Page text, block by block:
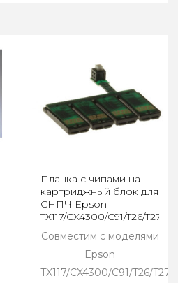
Планка с чипами на
картриджный блок для
СНПЧ Epson
TX117/CX4300/C91/T26/T27/
Совместим с моделями
Epson
TX117/CX4300/C91/T26/T27/